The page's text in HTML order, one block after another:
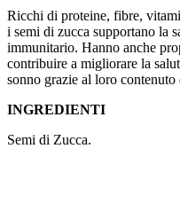
Ricchi di proteine, fibre,
i semi di zucca supportano la
immunitario. Hanno anche
contribuire a migliorare la
sonno grazie al loro
INGREDIENTI
Semi di Zucca.